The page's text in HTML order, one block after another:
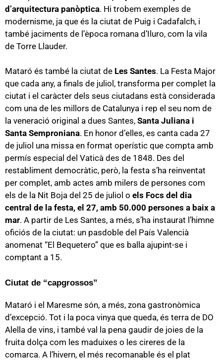
d’arquitectura panòptica. Hi trobem exemples de
modernisme, ja que és la ciutat de Puig i Cadafalch, i
també jaciments de l’època romana d’Iluro, com la vila
de Torre Llauder.
Mataró és també la ciutat de Les Santes. La Festa Major
que cada any, a finals de juliol, transforma per complet la
ciutat i el caràcter dels seus ciutadans està considerada
com una de les millors de Catalunya i rep el seu nom de
la veneració original a dues Santes, Santa Juliana i
Santa Semproniana. En honor d’elles, es canta cada 27
de juliol una missa en format operístic que compta amb
permís especial del Vaticà des de 1848. Des del
restabliment democràtic, però, la festa s’ha reinventat
per complet, amb actes amb milers de persones com
els de la Nit Boja del 25 de juliol o els Focs del dia
central de la festa, el 27, amb 50.000 persones a baix a
mar. A partir de Les Santes, a més, s’ha instaurat l’himne
oficiós de la ciutat: un pasdoble del País Valencià
anomenat “El Bequetero” que es balla ajupint-se i
comptant a 15.
Ciutat de “capgrossos”
Mataró i el Maresme són, a més, zona gastronòmica
d’excepció. Tot i la poca vinya que queda, és terra de DO
Alella de vins, i també val la pena gaudir de joies de la
fruita dolça com les maduixes o les cireres de la
comarca. A l’hivern, el més recomanable és el plat